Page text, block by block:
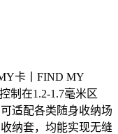
卡丨FIND MY
制在1.2-1.7毫米区
适配各类随身收纳场
纳套，均能实现无缝